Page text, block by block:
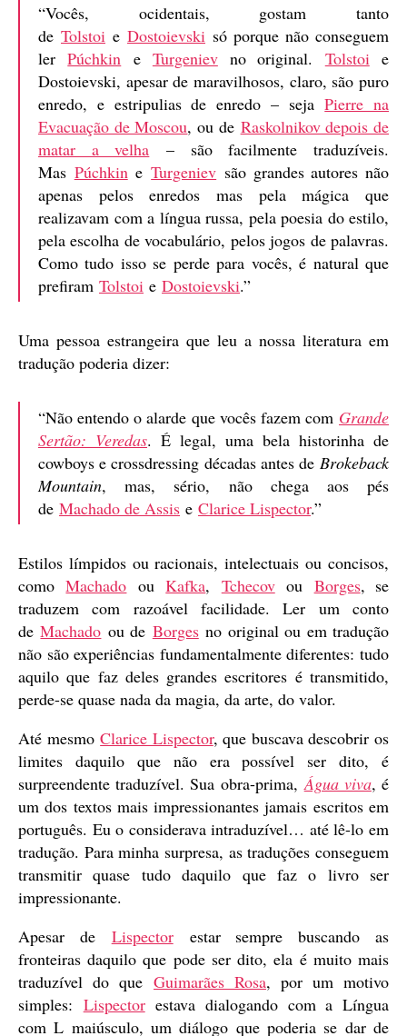
“Vocês, ocidentais, gostam tanto
de Tolstoi e Dostoievski só porque não conseguem
lerPúchkin e Turgenievno original. Tolstoie
Dostoievski, apesar de maravilhosos, claro, são puro
enredo, e estripulias de enredo – sejaPierre na
Evacuação de Moscou, ou de Raskolnikov depois de
matar a velha – são facilmente traduzíveis.
Mas PúchkineTurgeniev são grandes autores não
apenas pelos enredos mas pela mágica que
realizavam com a língua russa, pela poesia do estilo,
pela escolha de vocabulário, pelos jogos de palavras.
Como tudo isso se perde para vocês, é natural que
prefiram Tolstoi e Dostoievski.”
Uma pessoa estrangeira que leu a nossa literatura em
tradução poderia dizer:
“Não entendo o alarde que vocês fazem com Grande
Sertão: Veredas. É legal, uma bela historinha de
cowboys e crossdressing décadas antes de Brokeback
Mountain, mas, sério, não chega aos pés
de Machado de Assis e Clarice Lispector.”
Estilos límpidos ou racionais, intelectuais ou concisos,
comoMachado ouKafka, Tchecovou Borges, se
traduzem com razoável facilidade. Ler um conto
deMachado ou de Borgesno original ou em tradução
não são experiências fundamentalmente diferentes: tudo
aquilo que faz deles grandes escritores é transmitido,
perde-se quase nada da magia, da arte, do valor.
Até mesmoClarice Lispector, que buscava descobrir os
limites daquilo que não era possível ser dito, é
surpreendente traduzível. Sua obra-prima,Água viva, é
um dos textos mais impressionantes jamais escritos em
português. Eu o considerava intraduzível… até lê-lo em
tradução. Para minha surpresa, as traduções conseguem
transmitir quase tudo daquilo que faz o livro ser
impressionante.
Apesar de Lispectorestar sempre buscando as
fronteiras daquilo que pode ser dito, ela é muito mais
traduzível do que Guimarães Rosa, por um motivo
simples: Lispectorestava dialogando com a Língua
com L maiúsculo, um diálogo que poderia se dar de